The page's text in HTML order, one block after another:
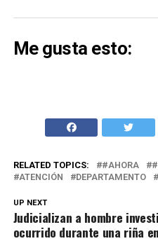
Me gusta esto:
RELATED TOPICS: #AHORA
ATENCIÓN
DEPARTAMENTO
UP NEXT
Judicializan a hombre
ocurrido durante una riña